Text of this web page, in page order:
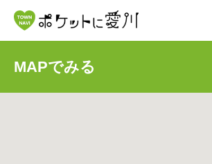
MAPでみる